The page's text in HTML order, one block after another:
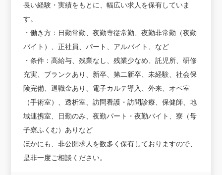
長い経験・実績をもとに、幅広い求人を保有していま
す。
・働き方：日勤常勤、夜勤専従常勤、夜勤非常勤（夜勤
バイト）、正社員、パート、アルバイト、など
・条件：高給与、残業なし、残業少なめ、託児所、研修
充実、ブランクあり、新卒、第二新卒、未経験、社会保
険完備、退職金あり、電子カルテ導入、外来、オペ室
（手術室）、透析室、訪問看護・訪問診療、保健師、地
域連携室、日勤のみ、夜勤パート・夜勤バイト、寮（母
子寮ふくむ）ありなど
ほかにも、非公開求人を数多く保有しておりますので、
是非一度ご相談ください。